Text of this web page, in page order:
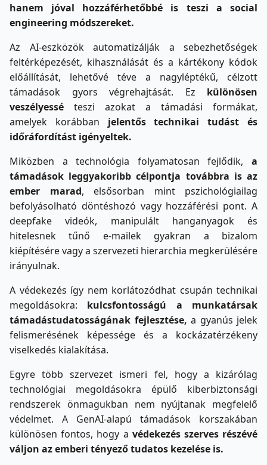
hanem jóval hozzáférhetőbbé is teszi a social
engineering módszereket.
Az AI-eszközök automatizálják a sebezhetőségek
feltérképezését, kihasználását és a kártékony kódok
előállítását, lehetővé téve a nagyléptékű, célzott
támadások gyors végrehajtását. Ez különösen
veszélyessé teszi azokat a támadási formákat,
amelyek korábban jelentős technikai tudást és
időráfordítást igényeltek.
Miközben a technológia folyamatosan fejlődik, a
támadások leggyakoribb célpontja továbbra is az
ember marad, elsősorban mint pszichológiailag
befolyásolható döntéshozó vagy hozzáférési pont. A
deepfake videók, manipulált hanganyagok és
hitelesnek tűnő e-mailek gyakran a bizalom
kiépítésére vagy a szervezeti hierarchia megkerülésére
irányulnak.
A védekezés így nem korlátozódhat csupán technikai
megoldásokra: kulcsfontosságú a munkatársak
támadástudatosságának fejlesztése, a gyanús jelek
felismerésének képessége és a kockázatérzékeny
viselkedés kialakítása.
Egyre több szervezet ismeri fel, hogy a kizárólag
technológiai megoldásokra épülő kiberbiztonsági
rendszerek önmagukban nem nyújtanak megfelelő
védelmet. A GenAI-alapú támadások korszakában
különösen fontos, hogy a védekezés szerves részévé
váljon az emberi tényező tudatos kezelése is.